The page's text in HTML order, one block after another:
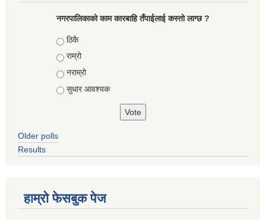
नगरपालिकाको काम कारबाहि तँपाईलाई कस्तो लाग्छ ?
Choices
ठिकै
राम्रो
नराम्रो
सुधार आवश्यक
Older polls
Results
हाम्रो फेसबुक पेज